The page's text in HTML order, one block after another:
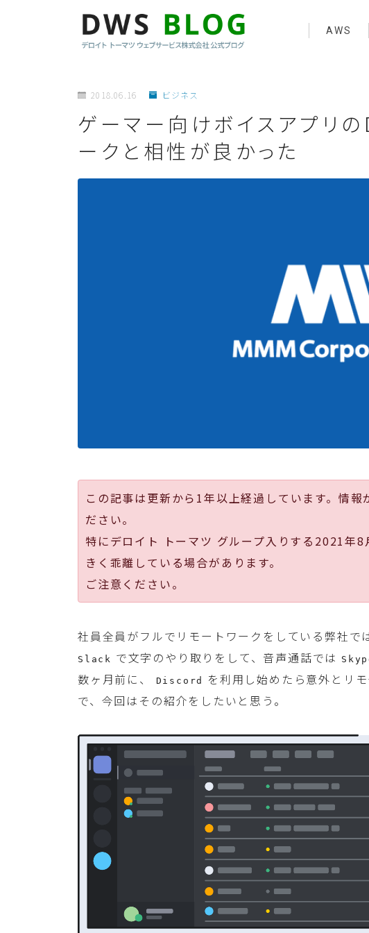
AWS
2018.06.16 ビジネス
ゲーマー向けボイスアプリ
ークと相性が良かった
この記事は更新から1年以上経過しています。情
ださい。
特にデロイト トーマツ グループ入りする2021年
きく乖離している場合があります。
ご注意ください。
社員全員がフルでリモートワークをしている弊社で
Slack で文字のやり取りをして、音声通話では
数ヶ月前に、
Discord
を利用し始めたら意外とリ
で、今回はその紹介をしたいと思う。